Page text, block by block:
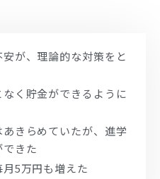
が、理論的な対策をと
く貯金ができるように
きらめていたが、進学
きた
5万円も増えた